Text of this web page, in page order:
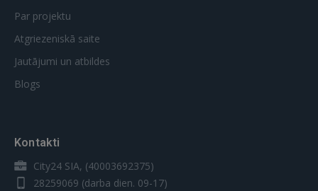
Par projektu
Atgriezeniskā saite
Jautājumi un atbildes
Blogs
Kontakti
City24 SIA, (40003692375)
28259069 (darba dien. 09-17)